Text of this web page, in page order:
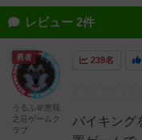
レビュー 2件
239名
バイキング
勇者
うるふ＠恵我
之荘ゲームク
ラブ